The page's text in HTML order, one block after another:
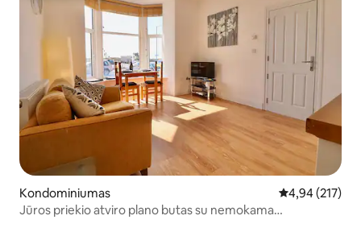
Kondominiumas Vidutinis
4,94 (217)
Jūros priekio atviro plano butas su nemokama